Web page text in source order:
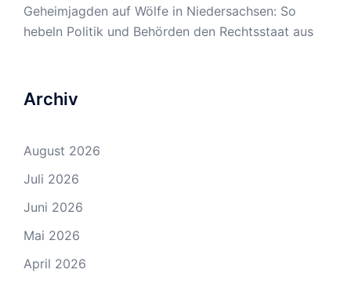
Geheimjagden auf Wölfe in Niedersachsen: So
hebeln Politik und Behörden den Rechtsstaat aus
Archiv
August 2026
Juli 2026
Juni 2026
Mai 2026
April 2026